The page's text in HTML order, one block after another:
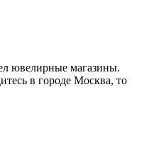
ювелирные магазины.
в городе Москва, то